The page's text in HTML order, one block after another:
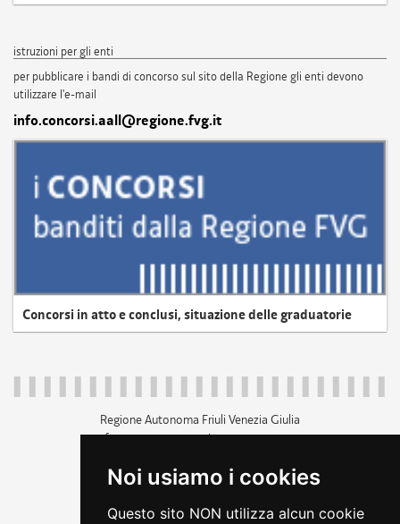
Noi usiamo i cookies
Questo sito NON utilizza alcun cookie
istruzioni per gli enti
per pubblicare i bandi di concorso sul sito della Regione gli enti devono
utilizzare l'e-mail
info.concorsi.aall@regione.fvg.it
Concorsi in atto e conclusi, situazione delle graduatorie
Regione Autonoma Friuli Venezia Giulia
c.f. 80014930327; p.iva 00526040324
+39 040 3771111